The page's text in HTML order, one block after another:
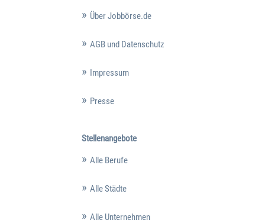
Über Jobbörse.de
AGB und Datenschutz
Impressum
Presse
Stellenangebote
Alle Berufe
Alle Städte
Alle Unternehmen